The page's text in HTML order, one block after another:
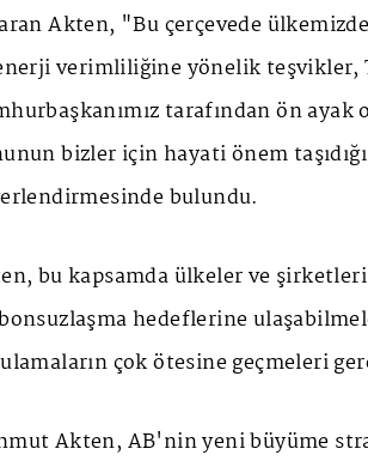
Akten, "Bu çerçevede
verimliliğine yönelik teşvikler,
tarafından ön
bizler için hayati önem
bulundu.
bu kapsamda ülkeler ve
hedeflerine
çok ötesine geçmeleri
Akten, AB'nin yeni büyüme